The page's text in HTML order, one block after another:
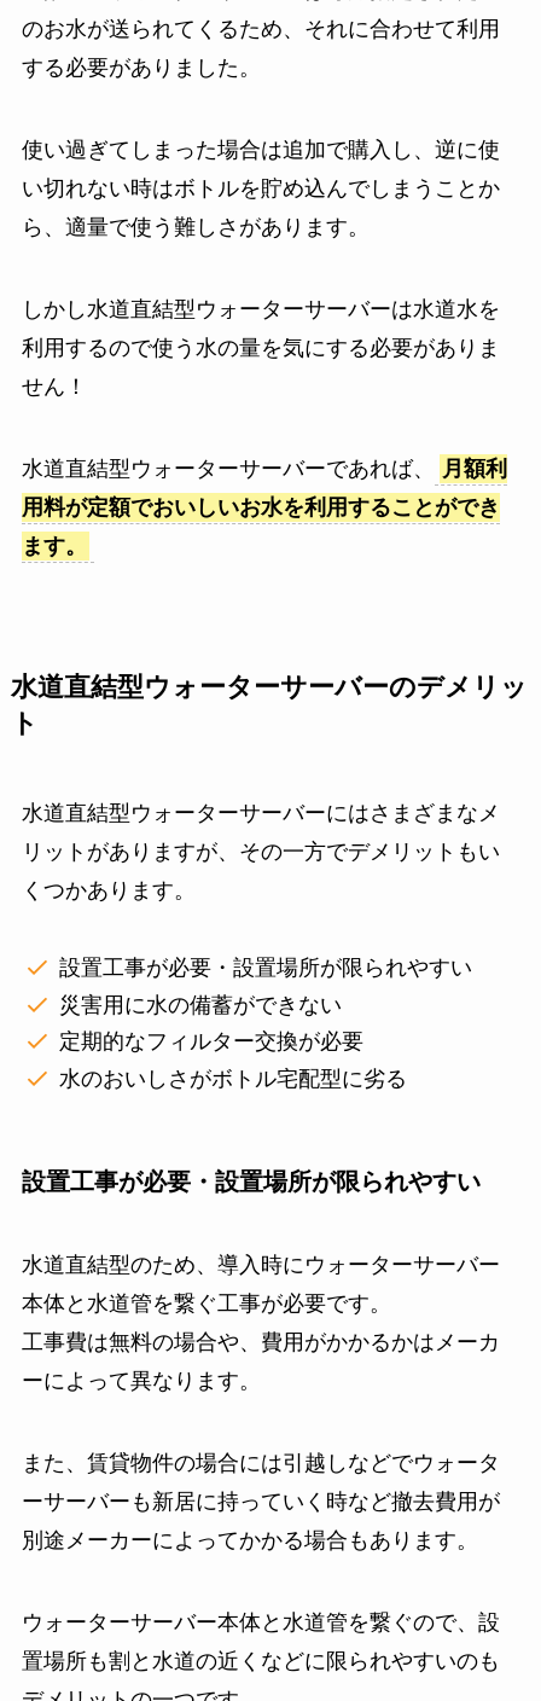
のお水が送られてくるため、それに合わせて利用
する必要がありました。
使い過ぎてしまった場合は追加で購入し、逆に使
い切れない時はボトルを貯め込んでしまうことか
ら、適量で使う難しさがあります。
しかし水道直結型ウォーターサーバーは水道水を
利用するので使う水の量を気にする必要がありま
せん！
水道直結型ウォーターサーバーであれば、
月額利
用料が定額でおいしいお水を利用することができ
ます。
水道直結型ウォーターサーバーのデメリッ
ト
水道直結型ウォーターサーバーにはさまざまなメ
リットがありますが、その一方でデメリットもい
くつかあります。
設置工事が必要・設置場所が限られやすい
災害用に水の備蓄ができない
定期的なフィルター交換が必要
水のおいしさがボトル宅配型に劣る
設置工事が必要・設置場所が限られやすい
水道直結型のため、導入時にウォーターサーバー
本体と水道管を繋ぐ工事が必要です。
工事費は無料の場合や、費用がかかるかはメーカ
ーによって異なります。
また、賃貸物件の場合には引越しなどでウォータ
ーサーバーも新居に持っていく時など撤去費用が
別途メーカーによってかかる場合もあります。
ウォーターサーバー本体と水道管を繋ぐので、設
置場所も割と水道の近くなどに限られやすいのも